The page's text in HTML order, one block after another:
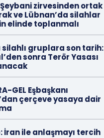
zirvesinden ortak
ve Lübnan’da silahlar
elinde toplanmalı
silahlı gruplara son tarih:
sonra Terör Yasası
GEL Eşbaşkanı
çerçeve yasaya dair
İran ile anlaşmayı tercih